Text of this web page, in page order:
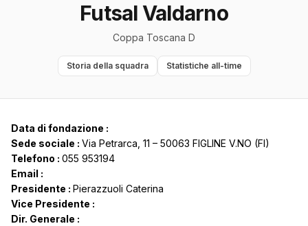
Futsal Valdarno
Coppa Toscana D
Storia della squadra Statistiche all-time
Data di fondazione :
Sede sociale : Via Petrarca, 11 – 50063 FIGLINE V.NO (FI)
Telefono : 055 953194
Email :
Presidente : Pierazzuoli Caterina
Vice Presidente :
Dir. Generale :